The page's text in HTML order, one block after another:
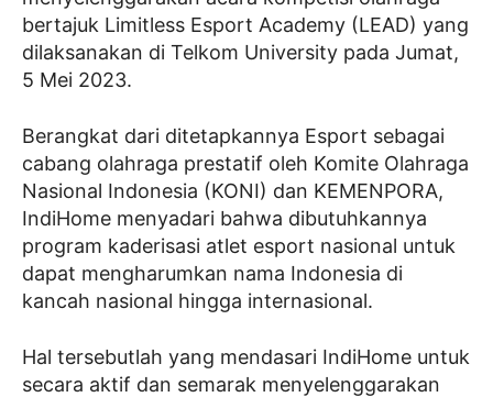
bertajuk Limitless Esport Academy (LEAD) yang
dilaksanakan di Telkom University pada Jumat,
5 Mei 2023.
Berangkat dari ditetapkannya Esport sebagai
cabang olahraga prestatif oleh Komite Olahraga
Nasional Indonesia (KONI) dan KEMENPORA,
IndiHome menyadari bahwa dibutuhkannya
program kaderisasi atlet esport nasional untuk
dapat mengharumkan nama Indonesia di
kancah nasional hingga internasional.
Hal tersebutlah yang mendasari IndiHome untuk
secara aktif dan semarak menyelenggarakan